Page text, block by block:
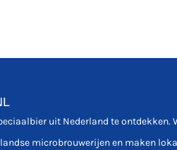
uit Nederland te ontdekken.
microbrouwerijen en maken